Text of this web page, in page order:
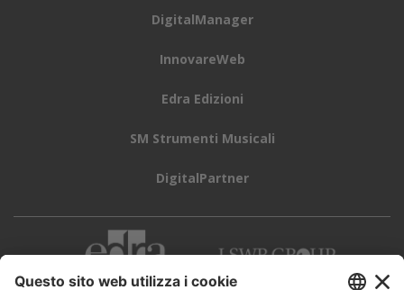
DigitalManager
InnovareWeb
Edra Edizioni
SM Strumenti Musicali
DigitalPartner